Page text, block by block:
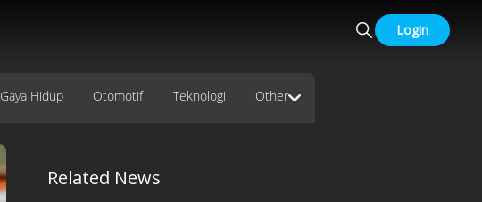
Login
Gaya Hidup Otomotif Teknologi Other
Related News